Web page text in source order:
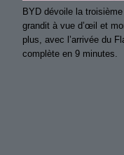
BYD dévoile la
grandit à vue d’œil et
plus, avec l’arrivée du
complète en 9 minutes.